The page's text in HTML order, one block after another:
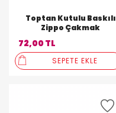
Toptan Kutulu Baskılı
Zippo Çakmak
72,00 TL
SEPETE EKLE